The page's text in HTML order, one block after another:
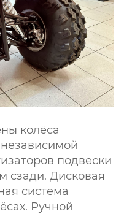
колёса
подвески
сзади. Дисковая
система
Ручной